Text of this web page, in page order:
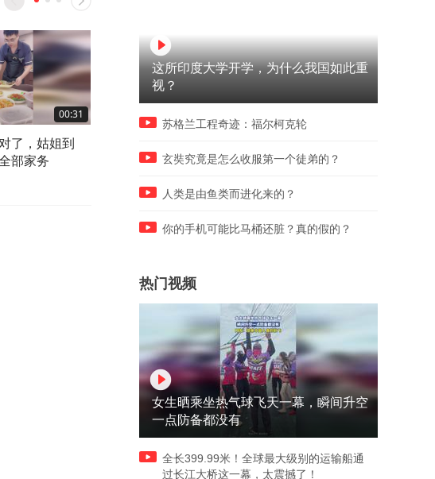
00:31
了，姑姐到
部家务
就是植物界的杜鹃吗？
河里溜龟，网友：谁说乌龟
这所印度大学开学，为什么我国如此重
视？
苏格兰工程奇迹：福尔柯克轮
玄奘究竟是怎么收服第一个徒弟的？
人类是由鱼类而进化来的？
你的手机可能比马桶还脏？真的假的？
热门视频
女生晒乘坐热气球飞天一幕，瞬间升空
一点防备都没有
全长399.99米！全球最大级别的运输船通
过长江大桥这一幕，太震撼了！